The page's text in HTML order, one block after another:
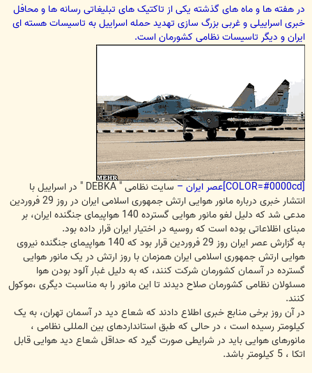
در هفته ها و ماه های گذشته یکی از تاکتیک های تبلیغاتی رسانه ها و محافل
خبری اسراییلی و غربی بزرگ سازی تهدید حمله اسراییل به تاسیسات هسته ای
ایران و دیگر تاسیسات نظامی کشورمان است.
[COLOR=#0000cd]عصر ایران –
سایت نظامی " DEBKA " در اسراییل با
انتشار خبری درباره مانور هوایی ارتش جمهوری اسلامی ایران در روز 29 فروردین
مدعی شد که دلیل لغو مانور هوایی گسترده 140 هواپیمای جنگنده ایران، بر
مبنای اظلاعاتی بوده است که روسیه در اختیار ایران قرار داده بود.
به گزارش عصر ایران روز 29 فروردین قرار بود که 140 هواپیمای جنگنده نیروی
هوایی ارتش جمهوری اسلامی ایران همزمان با روز ارتش در یک مانور هوایی
گسترده در آسمان کشورمان شرکت کنند، که به دلیل غبار آلود بودن هوا
مسئولان نظامی کشورمان صلاح دیدند تا این مانور را به مناسبت دیگری ،موکول
کنند.
در آن روز برخی منابع خبری اطلاع دادند که شعاع دید در آسمان تهران، به یک
کیلومتر رسیده است ، در حالی که طبق استانداردهای بین المللی نظامی ،
مانورهای هوایی باید در شرایطی صورت گیرد که حداقل شعاع دید هوایی قابل
اتکا ، 5 کیلومتر باشد.